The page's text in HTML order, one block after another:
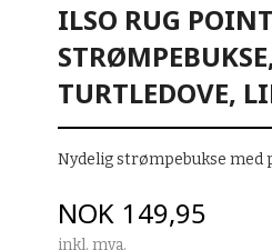
ILSO RUG
TURTLEDOVE,
Nydelig strømpebukse
Pris
NOK 149,95
inkl. mva.